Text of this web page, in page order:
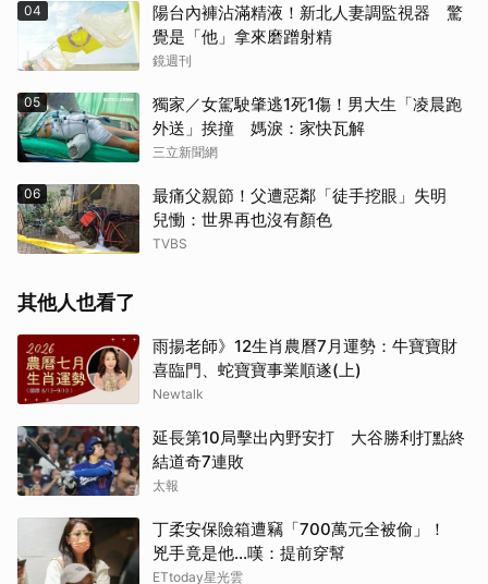
04
陽台內褲沾滿精液！新北人妻調監視器 驚
覺是「他」拿來磨蹭射精
鏡週刊
05
獨家／女駕駛肇逃1死1傷！男大生「凌晨跑
外送」挨撞 媽淚：家快瓦解
三立新聞網
06
最痛父親節！父遭惡鄰「徒手挖眼」失明
兒慟：世界再也沒有顏色
TVBS
其他人也看了
雨揚老師》12生肖農曆7月運勢：牛寶寶財
喜臨門、蛇寶寶事業順遂(上)
Newtalk
延長第10局擊出內野安打 大谷勝利打點終
結道奇7連敗
太報
丁柔安保險箱遭竊「700萬元全被偷」！
兇手竟是他...嘆：提前穿幫
ETtoday星光雲